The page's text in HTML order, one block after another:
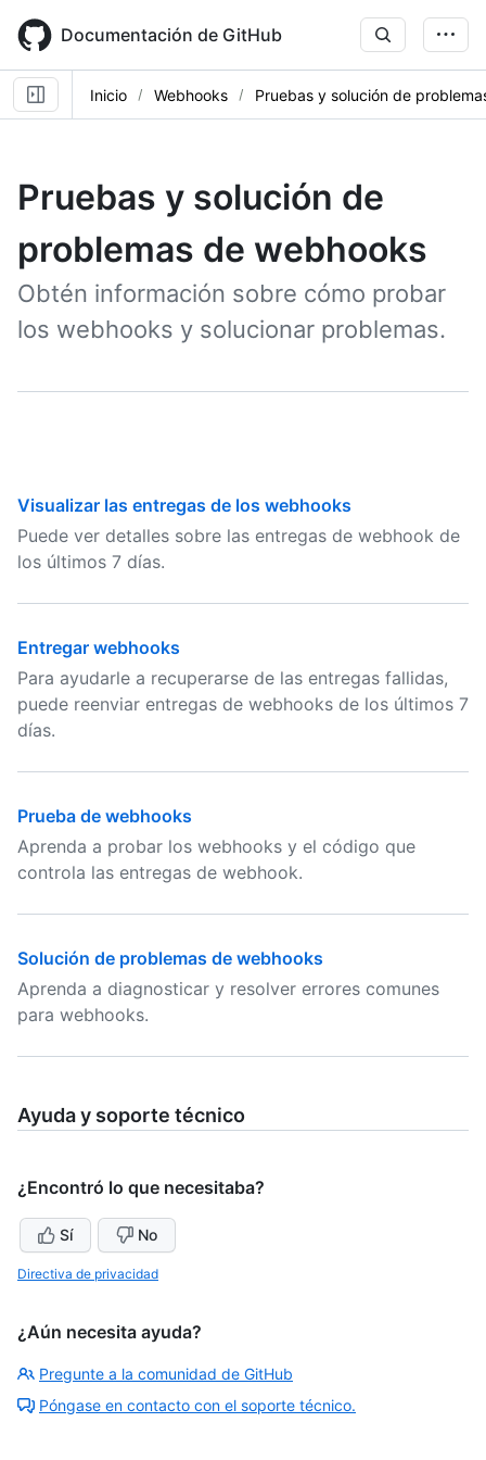
main
content
Documentación de GitHub
Inicio Webhooks Pruebas y solución de
Pruebas y solución de
problemas de webhooks
Obtén información sobre cómo probar
los webhooks y solucionar problemas.
Visualizar las entregas de los webhooks
Puede ver detalles sobre las entregas de webhook de
los últimos 7 días.
Entregar webhooks
Para ayudarle a recuperarse de las entregas fallidas,
puede reenviar entregas de webhooks de los últimos 7
días.
Prueba de webhooks
Aprenda a probar los webhooks y el código que
controla las entregas de webhook.
Solución de problemas de webhooks
Aprenda a diagnosticar y resolver errores comunes
para webhooks.
Ayuda y soporte técnico
¿Encontró lo que necesitaba?
Sí No
Directiva de privacidad
¿Aún necesita ayuda?
Pregunte a la comunidad de GitHub
Póngase en contacto con el soporte técnico.